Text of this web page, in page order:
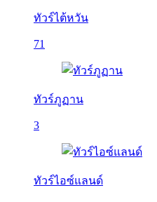
ทัวร์ไต้หวัน
71
ทัวร์ภูฏาน
3
ทัวร์ไอซ์แลนด์